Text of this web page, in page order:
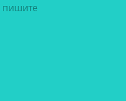
пишите